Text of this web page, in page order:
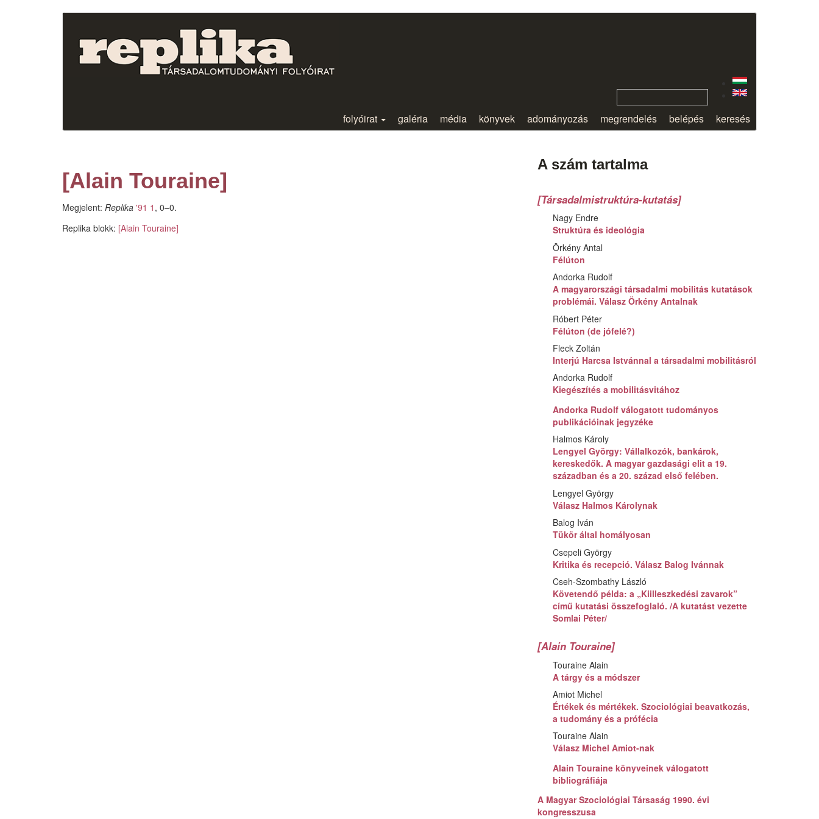
folyóirat galéria média könyvek adományozás megrendelés belépés keresés
[Alain Touraine]
Megjelent: Replika '91 1 , 0–0.
Replika blokk: [Alain Touraine]
A szám tartalma
[Társadalmistruktúra-kutatás]
Nagy Endre
Struktúra és ideológia
Örkény Antal
Félúton
Andorka Rudolf
A magyarországi társadalmi mobilitás kutatások
problémái. Válasz Örkény Antalnak
Róbert Péter
Félúton (de jófelé?)
Fleck Zoltán
Interjú Harcsa Istvánnal a társadalmi mobilitásról
Andorka Rudolf
Kiegészítés a mobilitásvitához
Andorka Rudolf válogatott tudományos
publikációinak jegyzéke
Halmos Károly
Lengyel György: Vállalkozók, bankárok,
kereskedők. A magyar gazdasági elit a 19.
században és a 20. század első felében.
Lengyel György
Válasz Halmos Károlynak
Balog Iván
Tükör által homályosan
Csepeli György
Kritika és recepció. Válasz Balog Ivánnak
Cseh-Szombathy László
Követendő példa: a „Kiilleszkedési zavarok”
című kutatási összefoglaló. /A kutatást vezette
Somlai Péter/
[Alain Touraine]
Touraine Alain
A tárgy és a módszer
Amiot Michel
Értékek és mértékek. Szociológiai beavatkozás,
a tudomány és a prófécia
Touraine Alain
Válasz Michel Amiot-nak
Alain Touraine könyveinek válogatott
bibliográfiája
A Magyar Szociológiai Társaság 1990. évi
kongresszusa